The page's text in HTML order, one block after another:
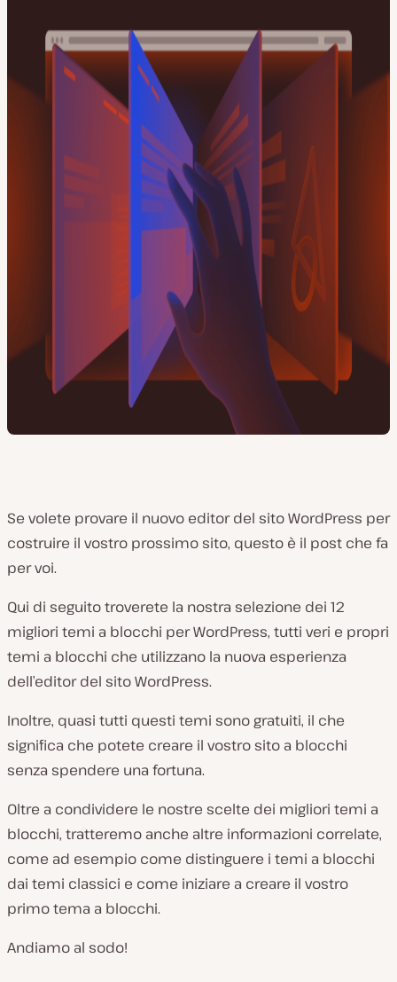
Se volete provare il nuovo editor del sito WordPress per
costruire il vostro prossimo sito, questo è il post che fa
per voi.
Qui di seguito troverete la nostra selezione dei 12
migliori temi a blocchi per WordPress, tutti veri e propri
temi a blocchi che utilizzano la nuova esperienza
dell’editor del sito WordPress.
Inoltre, quasi tutti questi temi sono gratuiti, il che
significa che potete creare il vostro sito a blocchi
senza spendere una fortuna.
Oltre a condividere le nostre scelte dei migliori temi a
blocchi, tratteremo anche altre informazioni correlate,
come ad esempio come distinguere i temi a blocchi
dai temi classici e come iniziare a creare il vostro
primo tema a blocchi.
Andiamo al sodo!